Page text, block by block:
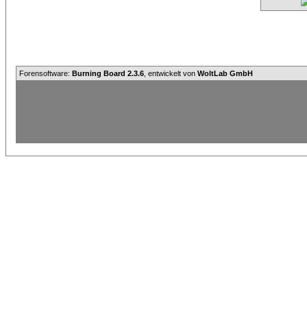
Forensoftware: Burning Board 2.3.6 , entwickelt von WoltLab GmbH